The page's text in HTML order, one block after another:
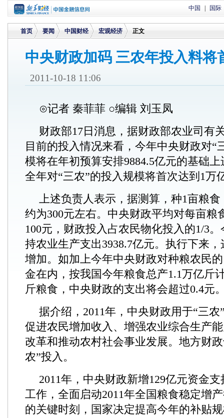
中国 国际
首页
>
要闻
>
中国财经
>
宏观经济 正文
中央财政加码 三农年投入料将
2011-10-18 11:06
⊙记者 秦菲菲 ○编辑 刘玉凤
财政部17日消息，据财政部农业司有
目前的投入情况来看，今年中央财政对“
模将在年初预算安排9884.5亿元的基础
全年对“三农”的投入规模将首次达到1万
上述负责人表示，据测算，种1亩粮
约为300元左右。中央财政平均对每亩粮
100元，财政投入占农民物化投入的1/3
持农业生产支出3938.7亿元。执行下来
增加。如加上今年中央财政对种粮农民
金在内，按我国今年粮食总产1.1万亿斤
斤粮食，中央财政的支出将会超过0.4元
据介绍，2011年，中央财政用于“三
促进农民增加收入、增强农业综合生产
改革和推动农村社会事业发展。地方财
农”投入。
2011年，中央财政新增129亿元资金
工作，全面启动2011年全国粮食稳定增
的关键时刻，国家决定提高今年的补贴